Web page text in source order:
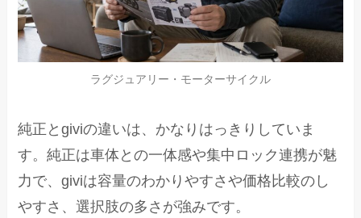
ラグジュアリー・モーターサイクル
純正とgiviの違いは、かなりはっきりしていま
す。純正は車体との一体感や集中ロック連携が魅
力で、giviは容量のわかりやすさや価格比較のし
やすさ、選択肢の多さが強みです。